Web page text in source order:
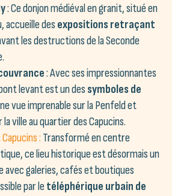
: Ce donjon médiéval en granit, situé en
accueille des expositions retraçant
les destructions de la Seconde
: Avec ses impressionnantes
levant est un des symboles de
vue imprenable sur la Penfeld et
ville au quartier des Capucins.
: Transformé en centre
ce lieu historique est désormais un
avec galeries, cafés et boutiques
par letéléphérique urbain de